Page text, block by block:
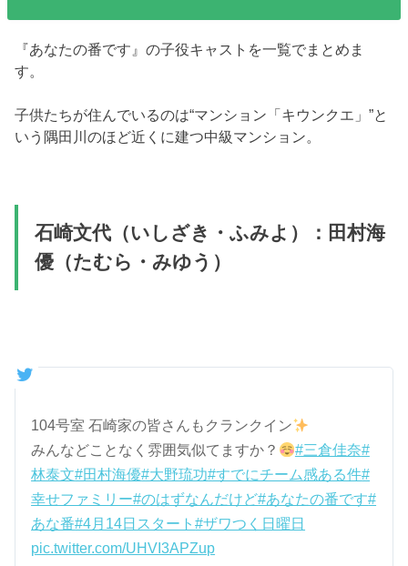
『あなたの番です』の子役キャストを一覧でまとめま
す。
子供たちが住んでいるのは“マンション「キウンクエ」”と
いう隅田川のほど近くに建つ中級マンション。
石崎文代（いしざき・ふみよ）：田村海
優（たむら・みゆう）
104号室 石崎家の皆さんもクランクイン
みんなどことなく雰囲気似てますか？
#三倉佳奈#
林泰文#田村海優#大野琉功#すでにチーム感ある件#
幸せファミリー#のはずなんだけど#あなたの番です#
あな番#4月14日スタート#ザワつく日曜日
pic.twitter.com/UHVI3APZup